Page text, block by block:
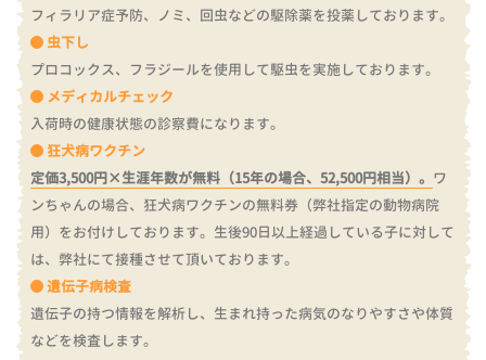
フィラリア症予防、ノミ、回虫などの駆除薬を投薬しております。
虫下し
プロコックス、フラジールを使用して駆虫を実施しております。
メディカルチェック
入荷時の健康状態の診察費になります。
狂犬病ワクチン
定価3,500円×生涯年数が無料（15年の場合、52,500円相当）。 ワ
ンちゃんの場合、狂犬病ワクチンの無料券（弊社指定の動物病院
用）をお付けしております。 生後90日以上経過している子に対して
は、弊社にて接種させて頂いております。
遺伝子病検査
遺伝子の持つ情報を解析し、生まれ持った病気のなりやすさや体質
などを検査します。